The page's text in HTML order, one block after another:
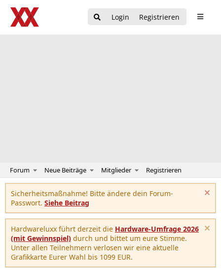
Login Registrieren
Forum Neue Beiträge Mitglieder Registrieren
Sicherheitsmaßnahme! Bitte ändere dein Forum-
Passwort. Siehe Beitrag
Hardwareluxx führt derzeit die Hardware-Umfrage 2026
(mit Gewinnspiel) durch und bittet um eure Stimme.
Unter allen Teilnehmern verlosen wir eine aktuelle
Grafikkarte Eurer Wahl bis 1099 EUR.